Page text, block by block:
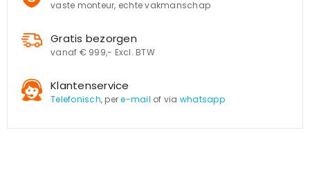
vaste monteur, echte vakmanschap
Gratis bezorgen
vanaf € 999,- Excl. BTW
Klantenservice
Telefonisch, pere-mail of via whatsapp